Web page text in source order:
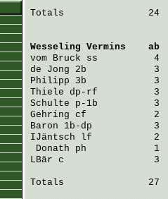
Totals               24
Wesseling Vermins
ab
vom Bruck ss          4
de Jong 2b            3
Philipp 3b            3
Thiele dp-rf          3
Schulte p-1b          3
Gehring cf            2
Baron 1b-dp           3
IJäntsch lf           2  0
Donath ph            1
LBär c                3  0
Totals               27